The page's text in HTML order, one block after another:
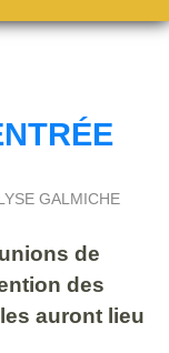
GALMICHE
de
des
auront lieu